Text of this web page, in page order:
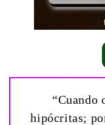
“Cuando
hipócritas;